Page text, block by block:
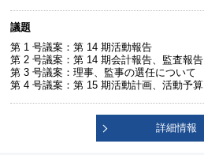
議題
第 1 号議案：第 14 期活動報告
第 2 号議案：第 14 期会計報告、監査報告
第 3 号議案：理事、監事の選任について
第 4 号議案：第 15 期活動計画、活動予算
詳細情報